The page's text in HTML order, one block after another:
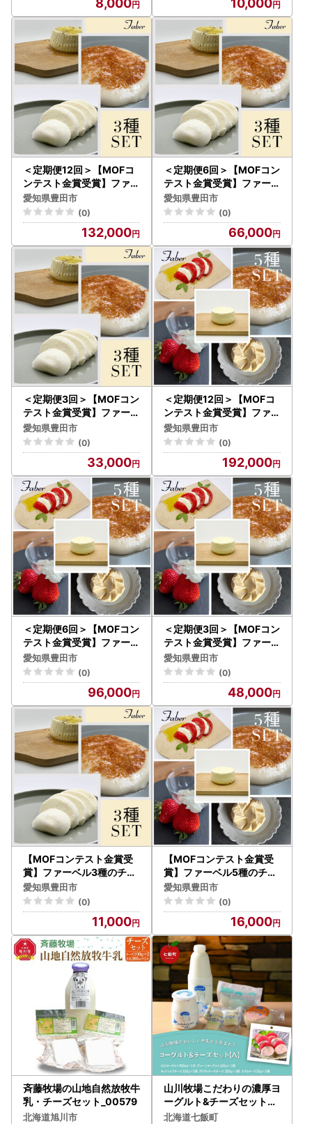
＜定期便12回＞【MOFコ
ンテスト金賞受賞】ファー
ベル3種のチーズセット
愛知県豊田市
(0)
132,000
＜定期便6回＞【MOFコン
テスト金賞受賞】ファーベ
ル3種のチーズセット
愛知県豊田市
(0)
66,000
＜定期便3回＞【MOFコン
テスト金賞受賞】ファーベ
ル3種のチーズセット
愛知県豊田市
(0)
33,000
＜定期便12回＞【MOFコ
ンテスト金賞受賞】ファー
ベル5種のチーズセット
愛知県豊田市
(0)
192,000
＜定期便6回＞【MOFコン
テスト金賞受賞】ファーベ
ル5種のチーズセット
愛知県豊田市
(0)
96,000
＜定期便3回＞【MOFコン
テスト金賞受賞】ファーベ
ル5種のチーズセット
愛知県豊田市
(0)
48,000
【MOFコンテスト金賞受
賞】ファーベル3種のチー
ズセット
愛知県豊田市
(0)
11,000
【MOFコンテスト金賞受
賞】ファーベル5種のチー
ズセット
愛知県豊田市
(0)
16,000
斉藤牧場の山地自然放牧牛
乳・チーズセット_00579
北海道旭川市
山川牧場こだわりの濃厚ヨ
ーグルト&チーズセット（
A） NAN004
北海道七飯町